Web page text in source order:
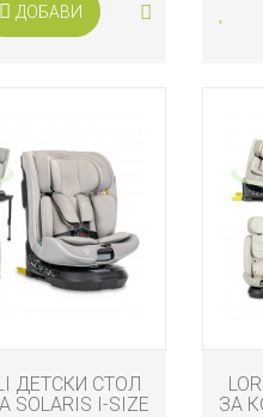
ДОБАВИ
ДЕТСКИ СТОЛ
SOLARIS I-SIZE
ЗА